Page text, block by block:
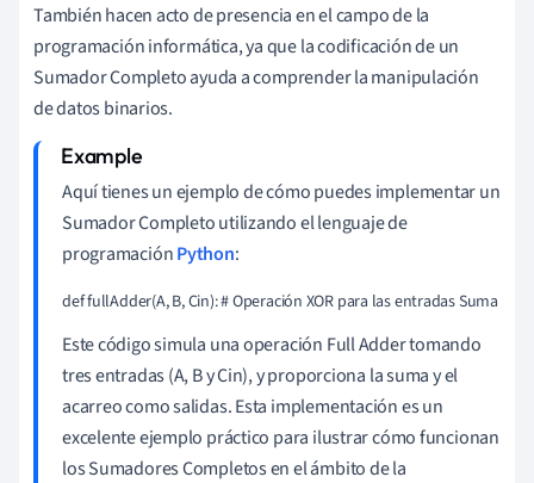
También hacen acto de presencia en el campo de la
programación informática, ya que la codificación de un
Sumador Completo ayuda a comprender la manipulación
de datos binarios.
Aquí tienes un ejemplo de cómo puedes implementar un
Sumador Completo utilizando el lenguaje de
programaciónPython:
def fullAdder(A, B, Cin): # Operación XOR para las entradas Suma = A
Este código simula una operación Full Adder tomando
tres entradas (A, B y Cin), y proporciona la suma y el
acarreo como salidas. Esta implementación es un
excelente ejemplo práctico para ilustrar cómo funcionan
los Sumadores Completos en el ámbito de la